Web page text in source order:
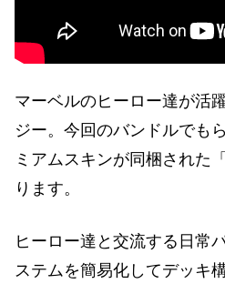
マーベルのヒーロー達が活
ジー。今回のバンドルでも
ミアムスキンが同梱された
ります。
ヒーロー達と交流する日常
ステムを簡易化してデッキ